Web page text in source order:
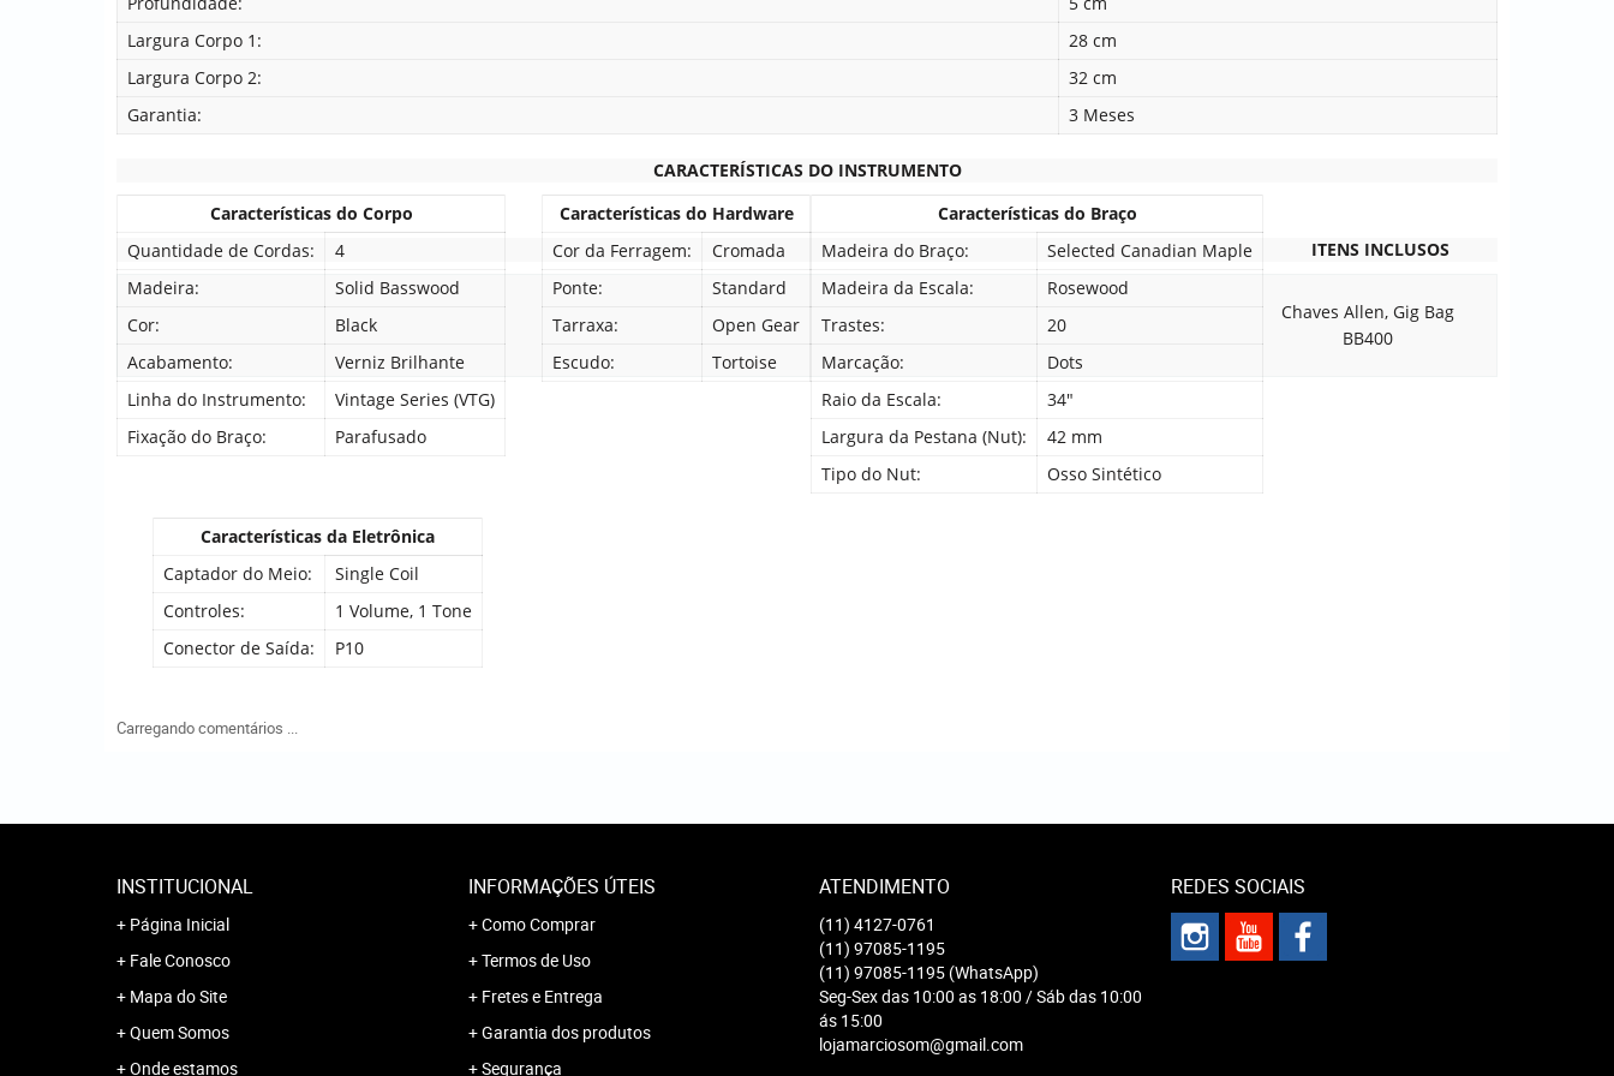
Largura Corpo 1:
28 cm
Largura Corpo 2:
32 cm
Garantia:
3 Meses
CARACTERÍSTICAS DO INSTRUMENTO
Características do Corpo
Quantidade de Cordas:
4
Madeira:
Solid Basswood
Cor:
Black
Acabamento:
Verniz Brilhante
Linha do Instrumento:
Vintage Series (VTG)
Fixação do Braço:
Parafusado
Características do Hardware
Cor da Ferragem:
Cromada
Ponte:
Standard
Tarraxa:
Open Gear
Escudo:
Tortoise
Características do Braço
Madeira do Braço:
Selected Canadian Maple
Madeira da Escala:
Rosewood
Trastes:
20
Marcação:
Dots
Raio da Escala:
34"
Largura da Pestana (Nut):
42 mm
Tipo do Nut:
Osso Sintético
Características da Eletrônica
Captador do Meio:
Single Coil
Controles:
1 Volume, 1 Tone
Conector de Saída:
P10
ITENS INCLUSOS
Chaves Allen, Gig Bag
BB400
Carregando comentários ...
INSTITUCIONAL
Página Inicial
Fale Conosco
Mapa do Site
Quem Somos
Onde estamos
INFORMAÇÕES ÚTEIS
Como Comprar
Termos de Uso
Fretes e Entrega
Garantia dos produtos
Segurança
ATENDIMENTO
(11) 4127-0761
(11) 97085-1195
(11) 97085-1195 (WhatsApp)
Seg-Sex das 10:00 as 18:00 / Sáb das 10:00
ás 15:00
lojamarciosom@gmail.com
REDES SOCIAIS